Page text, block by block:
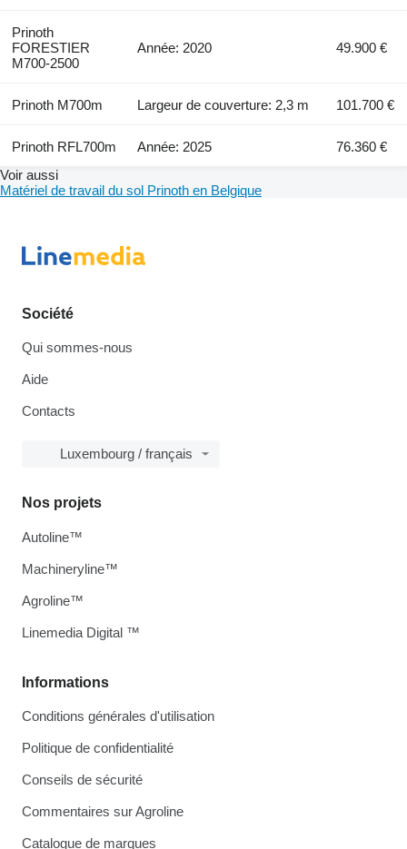
Prinoth
FORESTIER
M700-2500
Année: 2020 49.900 €
Prinoth M700m Largeur de couverture: 2,3 m 101.700 €
Prinoth RFL700m Année: 2025
76.360 €
Voir aussi
Matériel de travail du sol Prinoth en Belgique
Société
Qui sommes-nous
Aide
Contacts
Luxembourg / français
Informations
Conditions générales d'utilisation
Politique de confidentialité
Conseils de sécurité
Commentaires sur Agroline
Catalogue de marques
Nos projets
Autoline™
Machineryline™
Agroline™
Linemedia Digital ™